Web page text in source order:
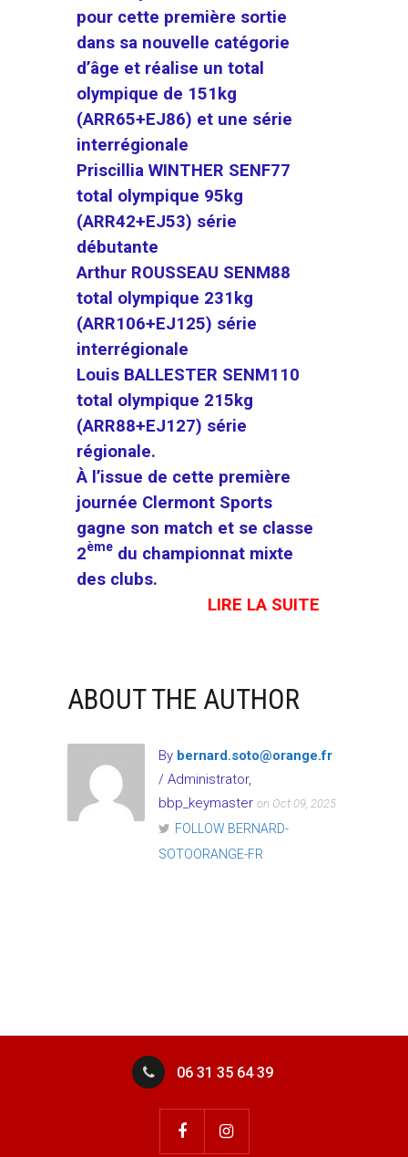
pour cette première sortie
dans sa nouvelle catégorie
d’âge et réalise un total
olympique de 151kg
(ARR65+EJ86) et une série
interrégionale
Priscillia WINTHER SENF77
total olympique 95kg
(ARR42+EJ53) série
débutante
Arthur ROUSSEAU SENM88
total olympique 231kg
(ARR106+EJ125) série
interrégionale
Louis BALLESTER SENM110
total olympique 215kg
(ARR88+EJ127) série
régionale.
À l’issue de cette première
journée Clermont Sports
gagne son match et se classe
2ème du championnat mixte
des clubs.
LIRE LA SUITE
ABOUT THE AUTHOR
By bernard.soto@orange.fr
/ Administrator,
bbp_keymaster on Oct 09, 2025
FOLLOW BERNARD-
SOTOORANGE-FR
06 31 35 64 39